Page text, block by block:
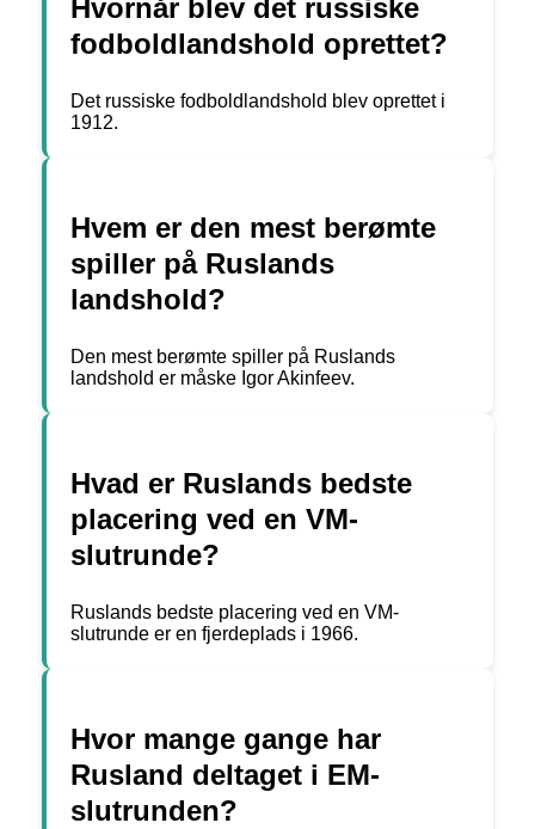
Hvornår blev det russiske
fodboldlandshold oprettet?
Det russiske fodboldlandshold blev oprettet i
1912.
Hvem er den mest berømte
spiller på Ruslands
landshold?
Den mest berømte spiller på Ruslands
landshold er måske Igor Akinfeev.
Hvad er Ruslands bedste
placering ved en VM-
slutrunde?
Ruslands bedste placering ved en VM-
slutrunde er en fjerdeplads i 1966.
Hvor mange gange har
Rusland deltaget i EM-
slutrunden?